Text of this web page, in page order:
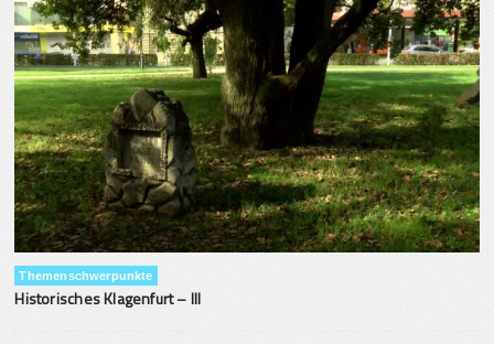
Themenschwerpunkte
Historisches Klagenfurt – III